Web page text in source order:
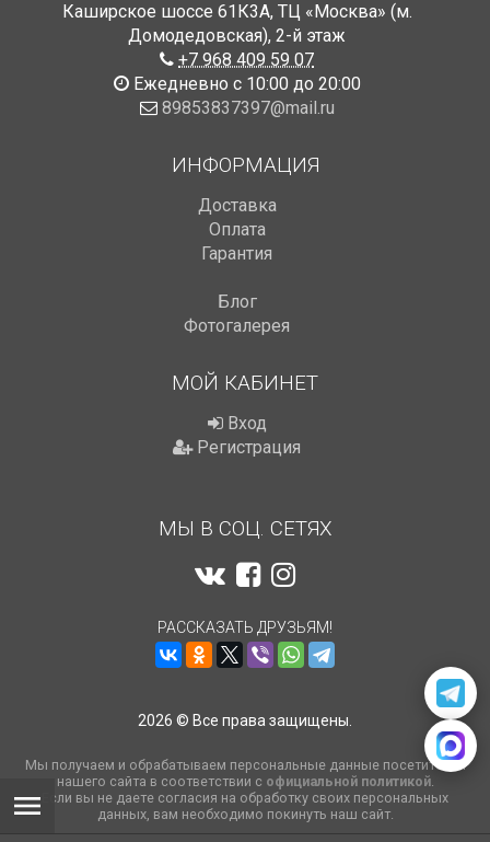
Каширское шоссе 61К3А, ТЦ «Москва» (м.
Домодедовская), 2-й этаж
+7 968 409 59 07
Ежедневно с 10:00 до 20:00
89853837397@mail.ru
ИНФОРМАЦИЯ
Доставка
Оплата
Гарантия
Блог
Фотогалерея
МОЙ КАБИНЕТ
Вход
Регистрация
МЫ В СОЦ. СЕТЯХ
РАССКАЗАТЬ ДРУЗЬЯМ!
2026 © Все права защищены.
Мы получаем и обрабатываем персональные данные посетителей
нашего сайта в соответствии с официальной политикой.
Если вы не даете согласия на обработку своих персональных
данных, вам необходимо покинуть наш сайт.